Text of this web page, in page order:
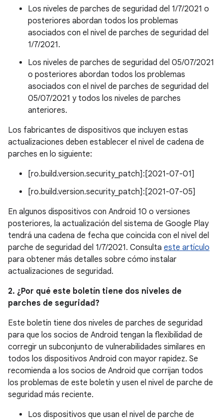
Los niveles de parches de seguridad del 1/7/2021 o
posteriores abordan todos los problemas
asociados con el nivel de parches de seguridad del
1/7/2021.
Los niveles de parches de seguridad del 05/07/2021
o posteriores abordan todos los problemas
asociados con el nivel de parches de seguridad del
05/07/2021 y todos los niveles de parches
anteriores.
Los fabricantes de dispositivos que incluyen estas
actualizaciones deben establecer el nivel de cadena de
parches en lo siguiente:
[ro.build.version.security_patch]:[2021-07-01]
[ro.build.version.security_patch]:[2021-07-05]
En algunos dispositivos con Android 10 o versiones
posteriores, la actualización del sistema de Google Play
tendrá una cadena de fecha que coincida con el nivel del
parche de seguridad del 1/7/2021. Consulta este artículo
para obtener más detalles sobre cómo instalar
actualizaciones de seguridad.
2. ¿Por qué este boletín tiene dos niveles de
parches de seguridad?
Este boletín tiene dos niveles de parches de seguridad
para que los socios de Android tengan la flexibilidad de
corregir un subconjunto de vulnerabilidades similares en
todos los dispositivos Android con mayor rapidez. Se
recomienda a los socios de Android que corrijan todos
los problemas de este boletín y usen el nivel de parche de
seguridad más reciente.
Los dispositivos que usan el nivel de parche de